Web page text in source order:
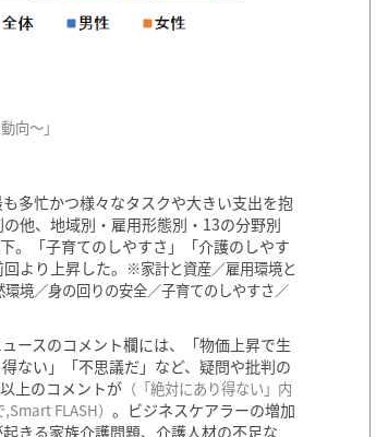
向～」
多忙かつ様々なタスクや大きい支出を抱
他、地域別・雇用形態別・13の分野別
。「子育てのしやすさ」「介護のしやす
より上昇した。 ※家計と資産／雇用環境と
境／身の回りの安全／子育てのしやすさ／
ースのコメント欄には、「物価上昇で生
ない」「不思議だ」など、疑問や批判の
上のコメントが （「絶対にあり得ない」内
,Smart FLASH）。ビジネスケアラーの増加
きる家族介護問題、介護人材の不足な